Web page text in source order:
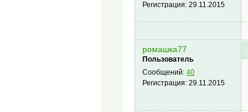
Регистрация:29.11.2015
ромашка77
Пользователь
Сообщений:40
Регистрация:29.11.2015